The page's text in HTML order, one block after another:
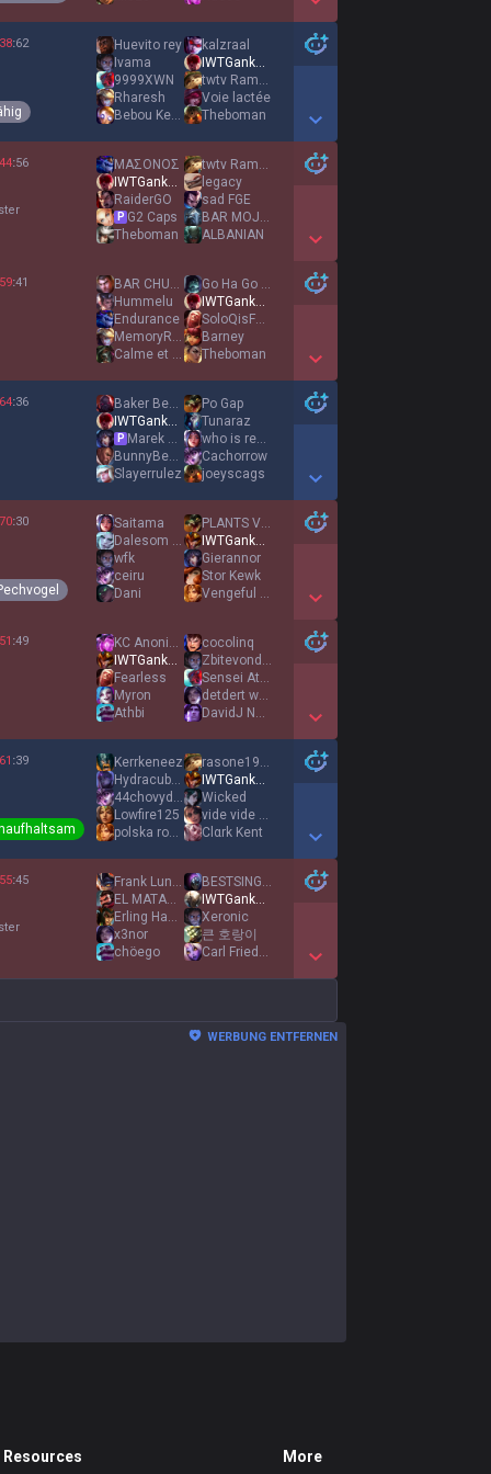
Show More Detail Games
38:62
Huevito rey
Ivama
9999XWN
Rharesh
Bebou Keria
kalzraal
IWTGankYou
twtv RamyAura
Voie lactée
Theboman
Show More Detail Games
44:56
ΜΑΣΟΝΟΣ
IWTGankYou
RaiderGO
P G2 Caps
Theboman
twtv RamyAura
legacy
sad FGE
BAR MOJITO
ALBANIAN
Show More Detail Games
59:41
BAR CHUPITO
Hummelu
Endurance
MemoryReboot
Calme et Focus
Go Ha Go Ha
IWTGankYou
SoloQisFunny
Barney
Theboman
Show More Detail Games
64:36
Baker Behner
IWTGankYou
P
Marek Brazda1
BunnyBeast
Slayerrulez
Po Gap
Tunaraz
who is remnant
Cachorrow
joeyscags
Show More Detail Games
70:30
Saitama
Dalesom lol acc
wfk
ceiru
Dani
PLANTS VS FEEDER
IWTGankYou
Gierannor
Stor Kewk
Vengeful One
Show More Detail Games
51 :49
KC Anoniymous
IWTGankYou
Fearless
Myron
Athbi
cocolinq
Zbitevondyle
Sensei Atchu
detdert wolf acc
DavidJ Nothin Ok
Show More Detail Games
61 :39
Kerrkeneez
Hydracubas
44chovydopafaker
Lowfire125
polska rodzinka
rasone1996
IWTGankYou
Wicked
vide vide vahide
Clαrk Kent
Show More Detail Games
55:45
Frank Lundy
EL MATADOR JANIS
Erling Haaland
x3nor
chöego
BESTSINGEDWORLD
IWTGankYou
Xeronic
큰 호랑이
Carl Friedrich
Show More Detail Games
WERBUNG ENTFERNEN
Resources More